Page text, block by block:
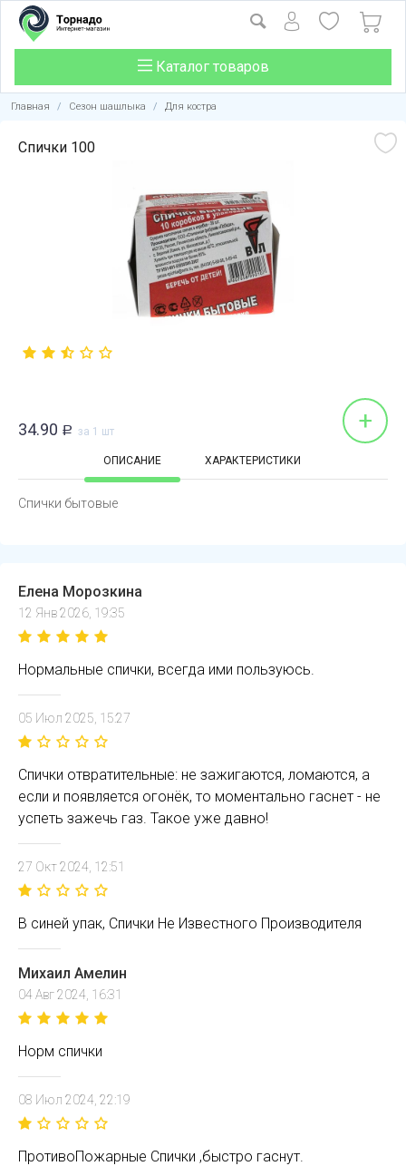
Каталог товаров
Главная / Сезон шашлыка / Для костра
Спички 100
34.90 Р за 1 шт +
ОПИСАНИЕ ХАРАКТЕРИСТИКИ
Спички бытовые
Елена Морозкина
12 Янв 2026, 19:35
Нормальные спички, всегда ими пользуюсь.
05 Июл 2025, 15:27
Спички отвратительные: не зажигаются, ломаются, а
если и появляется огонёк, то моментально гаснет - не
успеть зажечь газ. Такое уже давно!
27 Окт 2024, 12:51
В синей упак, Спички Не Известного Производителя
Михаил Амелин
04 Авг 2024, 16:31
Норм спички
08 Июл 2024, 22:19
ПротивоПожарные Спички ,быстро гаснут.